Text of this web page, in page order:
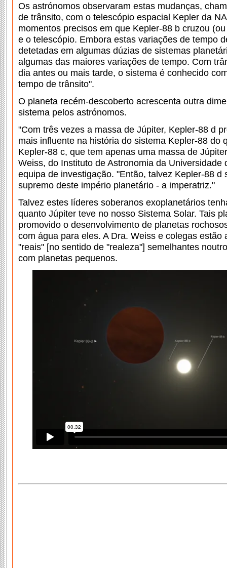
Os astrónomos observaram estas mudanças,
de trânsito, com o telescópio espacial Kepler da
momentos precisos em que Kepler-88 b cruzou
e o telescópio. Embora estas variações de tempo
detetadas em algumas dúzias de sistemas
algumas das maiores variações de tempo. Com
dia antes ou mais tarde, o sistema é conhecido
tempo de trânsito".
O planeta recém-descoberto acrescenta outra
sistema pelos astrónomos.
"Com três vezes a massa de Júpiter, Kepler-88 d
mais influente na história do sistema Kepler-88 do
Kepler-88 c, que tem apenas uma massa de
Weiss, do Instituto de Astronomia da Universidade
equipa de investigação. "Então, talvez Kepler-88 d
supremo deste império planetário - a imperatriz."
Talvez estes líderes soberanos exoplanetários
quanto Júpiter teve no nosso Sistema Solar. Tais
promovido o desenvolvimento de planetas
com água para eles. A Dra. Weiss e colegas estão
"reais" [no sentido de "realeza"] semelhantes
com planetas pequenos.